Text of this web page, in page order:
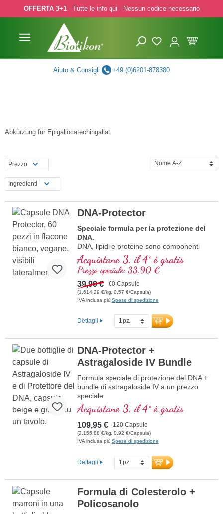
to main content
Skip to search
Skip to main navigation
OFFERTA 3+1- Tutte le info qui - Nessun codice necessario
Aiuto & Consigli +49 (0)6201-878380
Abkürzung für Epigallocatechingallat
Prezzo
Ingredienti
DNA-Protector
Speciale formula per la protezione del
DNA.
DNA, lipidi e proteine sono componenti
importanti delle cellule. Proteggi le tue
cellule dallo stress ossidativo, con
preziose sostanze naturali.
Acquistane 3, il 4° è gratis
Prezzo speciale: 33,90 €
39,90 € 60 Capsule
(1.614,29 €/kg, 0,57 €/Capsula)
IVA inclusa più Spese di spedizione
Dettagli
DNA-Protector +
Astragaloside IV Bundle
Formula speciale di protezione del DNA +
bundle di astragaloside IV a un prezzo
speciale
Acquistane 3, il 4° è gratis
109,95 € 120 Capsule
(2.155,88 €/kg, 0,92 €/Capsula)
IVA inclusa più Spese di spedizione
Dettagli
Formula di Colesterolo +
Policosanolo